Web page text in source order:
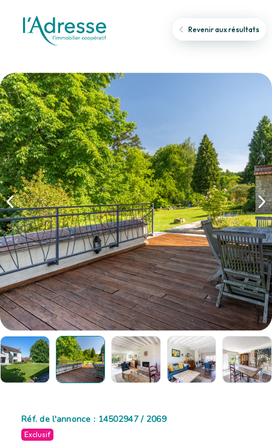
Revenir aux résultats
Réf. de l'annonce : 14502947 / 2069
Exclusif